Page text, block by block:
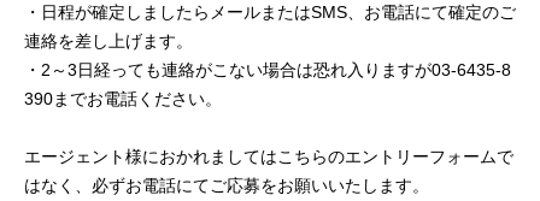
・日程が確定しましたらメールまたはSMS、お電話にて確定のご
連絡を差し上げます。
・2～3日経っても連絡がこない場合は恐れ入りますが03-6435-8
390までお電話ください。
エージェント様におかれましてはこちらのエントリーフォームで
はなく、必ずお電話にてご応募をお願いいたします。